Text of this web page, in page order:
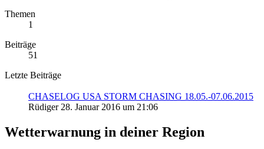
Themen
1
Beiträge
51
Letzte Beiträge
CHASELOG USA STORM CHASING 18.05.-07.06.2015
Rüdiger28. Januar 2016 um 21:06
Wetterwarnung in deiner Region